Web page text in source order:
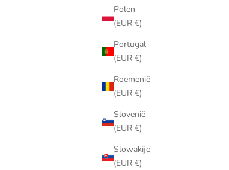
Polen
(EUR €)
Portugal
(EUR €)
Roemenië
(EUR €)
Slovenië
(EUR €)
Slowakije
(EUR €)